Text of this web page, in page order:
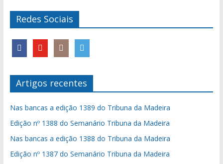
Redes Sociais
Artigos recentes
Nas bancas a edição 1389 do Tribuna da Madeira
Edição nº 1388 do Semanário Tribuna da Madeira
Nas bancas a edição 1388 do Tribuna da Madeira
Edição nº 1387 do Semanário Tribuna da Madeira